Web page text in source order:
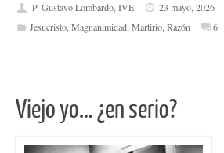
P. Gustavo Lombardo, IVE
23 mayo, 2026
Jesucristo,Magnanimidad,Martirio,Razón 6
Viejo yo… ¿en serio?